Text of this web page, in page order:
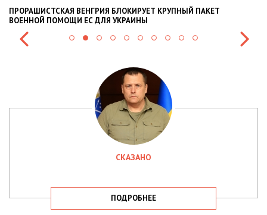
НАЦПОЛІЦІЯ ЛЯКАЄ ГРОМАДЯН ПОГІРШЕННЯМ КРИМІНОГЕННОЇ
СИТУАЦІЇ В РАЗІ МОБІЛІЗАЦІЇ ПОЛІЦІЯНТІВ НА ВІЙНУ
СКАЗАНО
ПОДРОБНЕЕ